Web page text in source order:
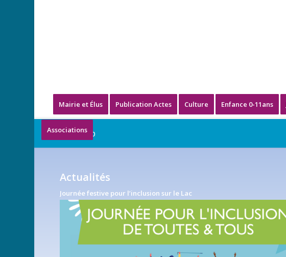
Mairie et Élus Publication Actes Culture Enfance 0-11ans
Associations
Handicap
Actualités
Journée festive pour l’inclusion sur le Lac